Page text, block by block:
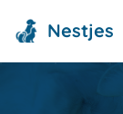
Nestjes